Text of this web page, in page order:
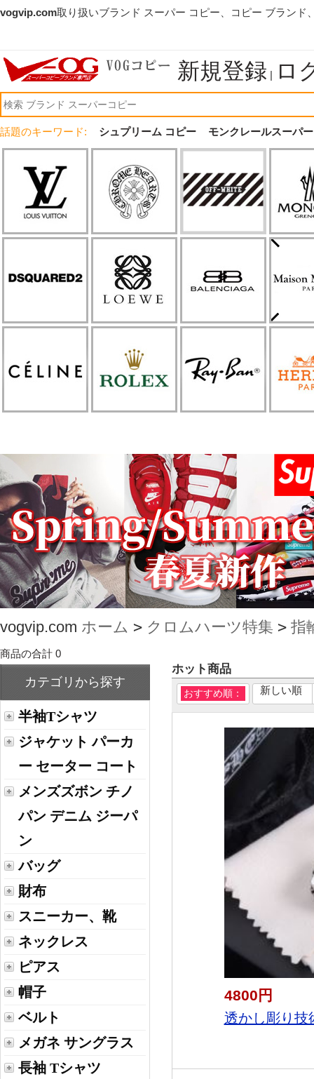
vogvip.com取り扱いブランド スーパー コピー、コピー ブランド
新規登録 | ロ
話題のキーワード: シュプリーム コピー モンクレールスーパ
vogvip.com ホーム > クロムハーツ特集 > 指
商品の合計 0
カテゴリから探す
半袖Tシャツ
ジャケット パーカ
ー セーター コート
メンズズボン チノ
パン デニム ジーパ
ン
バッグ
財布
スニーカー、靴
ネックレス
ピアス
帽子
ベルト
メガネ サングラス
長袖 Tシャツ
ホット商品
おすすめ順： 新しい順
4800円
透かし彫り技